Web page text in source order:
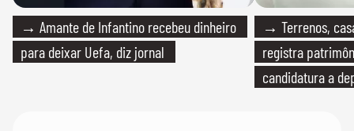
→ Amante de Infantino recebeu dinheiro
para deixar Uefa, diz jornal
→ Terrenos,
registra
candidatura a